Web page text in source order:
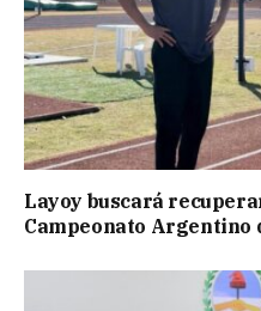
Layoy buscará
Campeonato Argentino